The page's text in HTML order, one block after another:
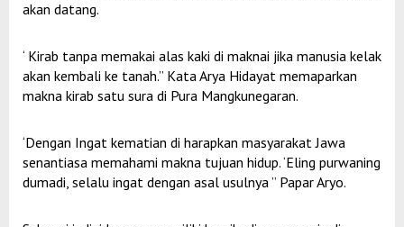
akan datang.
‘ Kirab tanpa memakai alas kaki di maknai jika manusia kelak
akan kembali ke tanah.” Kata Arya Hidayat memaparkan
makna kirab satu sura di Pura Mangkunegaran.
‘Dengan Ingat kematian di harapkan masyarakat Jawa
senantiasa memahami makna tujuan hidup. ‘Eling purwaning
dumadi, selalu ingat dengan asal usulnya ” Papar Aryo.